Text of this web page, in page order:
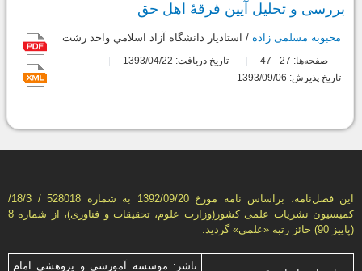
بررسی و تحلیل آیین فرقۀ اهل حق
محبوبه مسلمی زاده / استاديار دانشگاه آزاد اسلامي واحد رشت
صفحه‌ها: 27
-
تاریخ دریافت: 1393/04/22
تاریخ پذیرش: 1393/09/06
این فصل‌نامه، براساس نامه مورخ 1392/09/20 به شماره 528018 / 18/3/
كمیسیون نشریات علمی كشور(وزارت علوم، تحقیقات و فناوری)، از شماره 8
(پاییز 90) حائز رتبه «علمی» گردید.
ناشر: موسسه آموزشی و پژوهشی امام